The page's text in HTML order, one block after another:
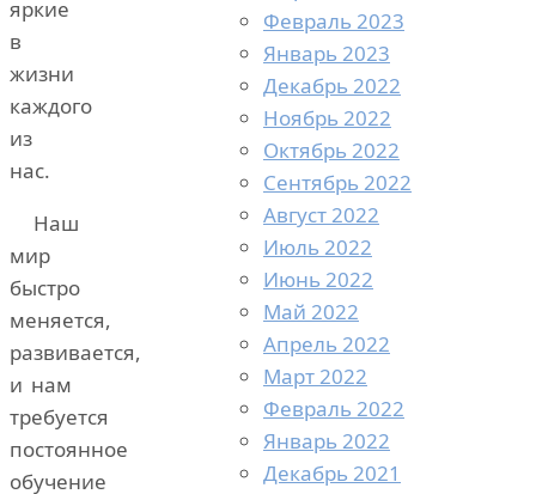
яркие
в
жизни
каждого
из
нас.
Наш
мир
быстро
меняется,
развивается,
и нам
требуется
постоянное
обучение
Февраль 2023
Январь 2023
Декабрь 2022
Ноябрь 2022
Октябрь 2022
Сентябрь 2022
Август 2022
Июль 2022
Июнь 2022
Май 2022
Апрель 2022
Март 2022
Февраль 2022
Январь 2022
Декабрь 2021